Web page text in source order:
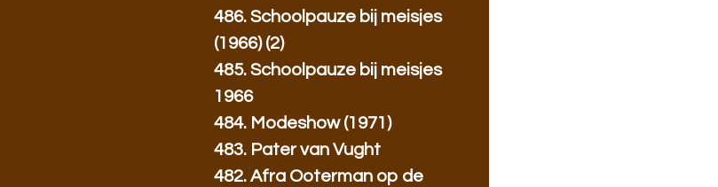
486. Schoolpauze bij meisjes
(1966) (2)
485. Schoolpauze bij meisjes
1966
484. Modeshow (1971)
483. Pater van Vught
482. Afra Ooterman op de